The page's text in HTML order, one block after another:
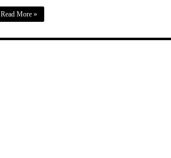
Read More »